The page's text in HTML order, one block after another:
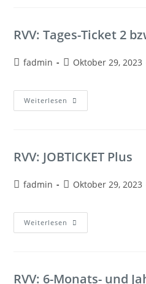
RVV: Tages-Ticket 2
fadmin Oktober 29, 2023
Weiterlesen
RVV: JOBTICKET Plus
fadmin Oktober 29, 2023
Weiterlesen
RVV: 6-Monats- und